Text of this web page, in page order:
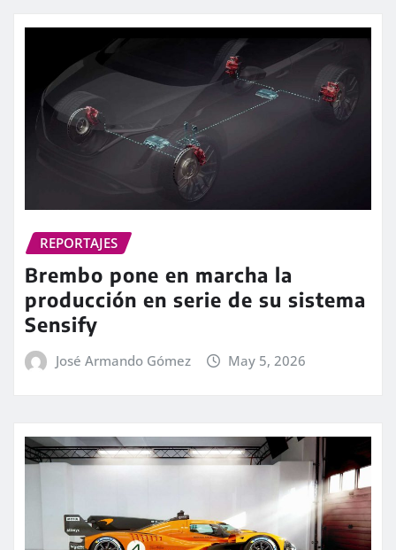
REPORTAJES
Brembo pone en marcha la
producción en serie de su sistema
Sensify
José Armando Gómez May 5, 2026